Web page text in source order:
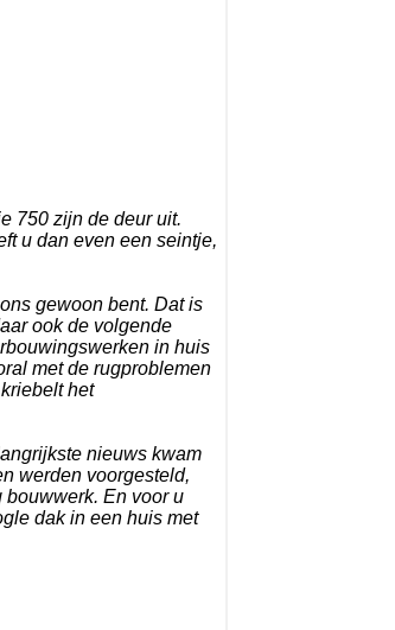
750 zijn de deur uit.
u dan even een seintje,
gewoon bent. Dat is
ook de volgende
in huis
met de rugproblemen
het
nieuws kwam
werden voorgesteld,
En voor u
dak in een huis met